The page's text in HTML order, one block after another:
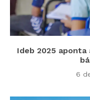
Ideb 2025
6